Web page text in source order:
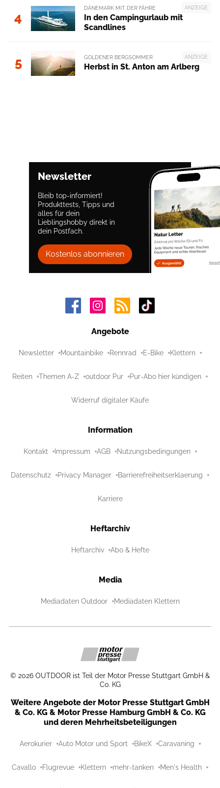
4
ANZEIGE
DÄNEMARK MIT DER FÄHRE
In den Campingurlaub mit
Scandlines
5 ANZEIGE
GOLDENER BERGSOMMER
Herbst in St. Anton am Arlberg
Newsletter
Bleib top-informiert!
Produkttests, Tipps und
alles für dein
Lieblingshobby direkt in
dein Postfach.
Kostenlos abonnieren
Angebote
Newsletter Mountainbike Rennrad E-Bike Klettern
Reiten Themen A-Z outdoor Pur Pur-Abo hier kündigen
Widerruf digitaler Käufe
Information
Kontakt Impressum AGB Nutzungsbedingungen
Datenschutz Privacy Manager Barrierefreiheitserklaerung
Karriere
Heftarchiv
Heftarchiv Abo & Hefte
Media
Mediadaten Outdoor Mediadaten Klettern
© 2026 OUTDOOR ist Teil der Motor Presse Stuttgart GmbH &
Co. KG
Weitere Angebote der Motor Presse Stuttgart GmbH
& Co. KG & Motor Presse Hamburg GmbH & Co. KG
und deren Mehrheitsbeteiligungen
Aerokurier Auto Motor und Sport BikeX Caravaning
Cavallo Flugrevue Klettern mehr-tanken Men's Health